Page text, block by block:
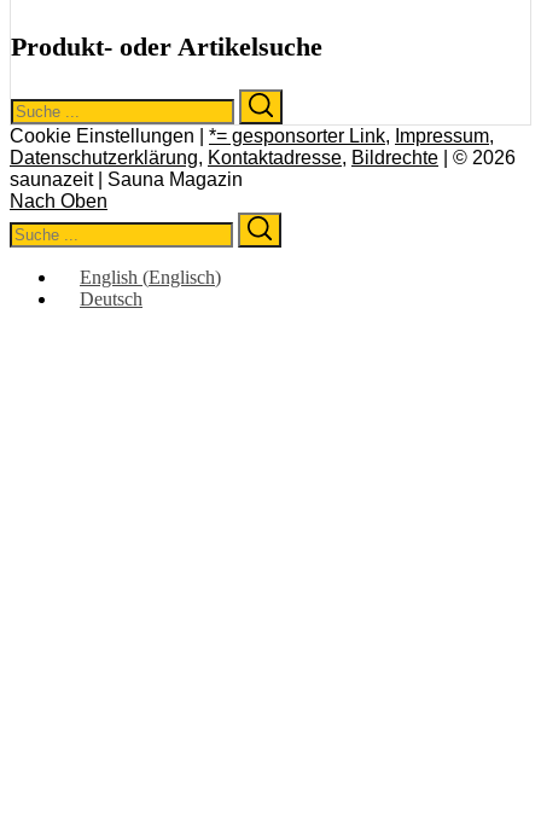
Produkt- oder Artikelsuche
Search
for:
Cookie Einstellungen | *= gesponsorter Link, Impressum,
Datenschutzerklärung, Kontaktadresse, Bildrechte | © 2026
saunazeit | Sauna Magazin
Nach Oben
Search
for:
English (Englisch)
Deutsch